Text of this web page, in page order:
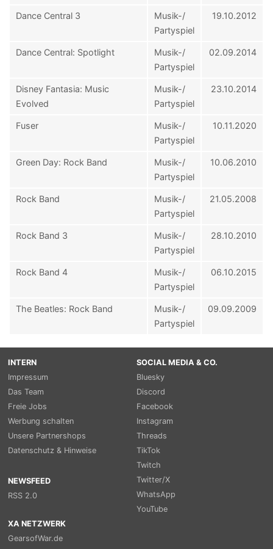
Dance Central 3
Musik-/
Partyspiel
19.10.2012
Dance Central: Spotlight
Musik-/
Partyspiel
02.09.2014
Disney Fantasia: Music
Evolved
Musik-/
Partyspiel
23.10.2014
Fuser
Musik-/
Partyspiel
10.11.2020
Green Day: Rock Band
Musik-/
Partyspiel
10.06.2010
Rock Band
Musik-/
Partyspiel
21.05.2008
Rock Band 3
Musik-/
Partyspiel
28.10.2010
Rock Band 4
Musik-/
Partyspiel
06.10.2015
The Beatles: Rock Band
Musik-/
Partyspiel
09.09.2009
INTERN
Impressum
Das Team
Freie Jobs
Werbung schalten
Unsere Partnershops
Datenschutz & Hinweise
NEWSFEED
RSS 2.0
SOCIAL MEDIA & CO.
Bluesky
Discord
Facebook
Instagram
Threads
TikTok
Twitch
Twitter/X
WhatsApp
YouTube
XA NETZWERK
GearsofWar.de